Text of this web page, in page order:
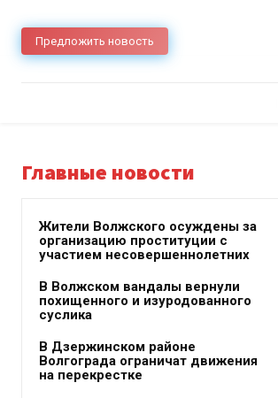
Предложить новость
Главные новости
Жители Волжского осуждены за
организацию проституции с
участием несовершеннолетних
В Волжском вандалы вернули
похищенного и изуродованного
суслика
В Дзержинском районе
Волгограда ограничат движения
на перекрестке